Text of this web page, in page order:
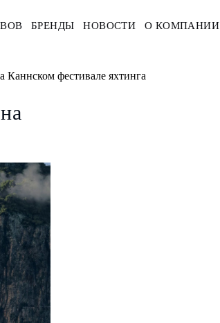
БРЕНДЫ НОВОСТИ О КОМПАНИИ
Каннском фестивале яхтинга